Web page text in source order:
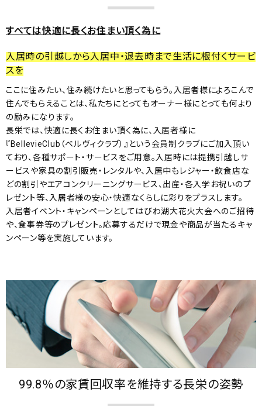
すべては快適に長くお住まい頂く為に
入居時の引越しから入居中・退去時まで生活に根付くサービ
スを
ここに住みたい、住み続けたいと思ってもらう。入居者様によろこんで
住んでもらえることは、私たちにとってもオーナー様にとっても何より
の励みになります。
長栄では、快適に長くお住まい頂く為に、入居者様に
『BellevieClub（ベルヴィクラブ）』という会員制クラブにご加入頂い
ており、各種サポート・サービスをご用意。入居時には提携引越しサ
ービスや家具の割引販売・レンタルや、入居中もレジャー・飲食店な
どの割引やエアコンクリーニングサービス、出産・各入学お祝いのプ
レゼント等、入居者様の安心・快適なくらしに彩りをプラスします。
入居者イベント・キャンペーンとしてはびわ湖大花火大会へのご招待
や、食事券等のプレゼント。応募するだけで現金や商品が当たるキャ
ンペーン等を実施しています。
99.8％の家賃回収率を維持する長栄の姿勢